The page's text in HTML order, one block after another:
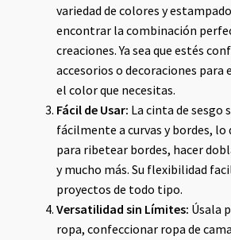
variedad de colores y
encontrar la combinación
creaciones. Ya sea que estés
accesorios o decoraciones para
el color que necesitas.
Fácil de Usar: La cinta de sesgo
fácilmente a curvas y bordes, lo
para ribetear bordes, hacer
y mucho más. Su flexibilidad
proyectos de todo tipo.
Versatilidad sin Límites: Úsala
ropa, confeccionar ropa de